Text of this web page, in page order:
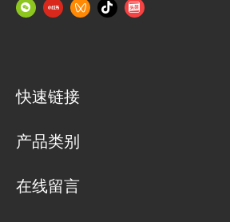
快速链接
产品类别
在线留言